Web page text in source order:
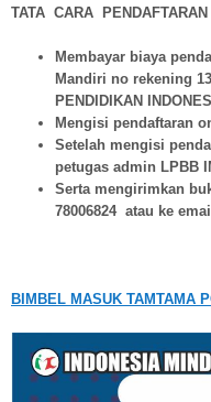
TATA CARA
Membayar biaya
Mandiri no rekening
PENDIDIKAN
Mengisi pendaftaran
Setelah mengisi
petugas admin LPBB
Serta mengirimkan
78006824 atau ke email
BIMBEL MASUK TAMTAMA